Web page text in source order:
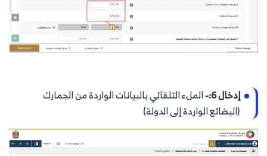
إدخال 6:-
الملء التلقائي بالبيانات الواردة من الجمارك
(البضائع الواردة إلى الدولة)